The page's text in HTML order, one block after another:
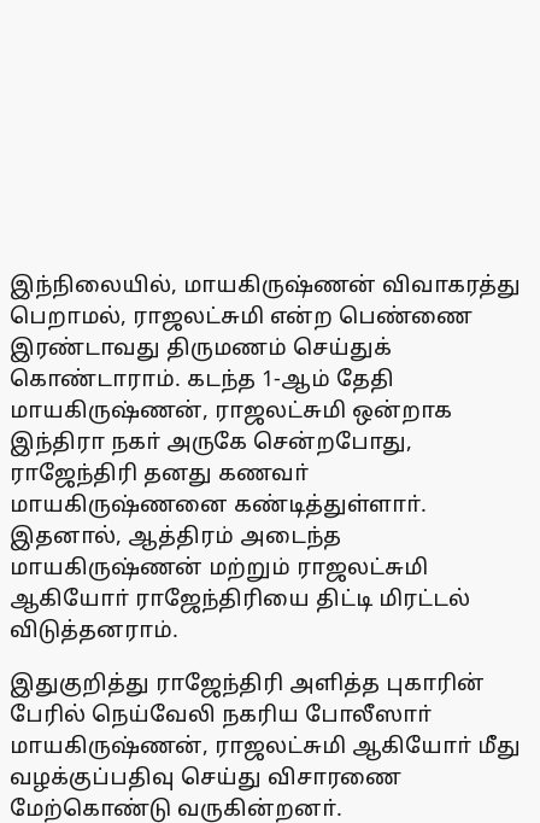
இந்நிலையில், மாயகிருஷ்ணன் விவாகரத்து
பெறாமல், ராஜலட்சுமி என்ற பெண்ணை
இரண்டாவது திருமணம் செய்துக்
கொண்டாராம். கடந்த 1-ஆம் தேதி
மாயகிருஷ்ணன், ராஜலட்சுமி ஒன்றாக
இந்திரா நகா் அருகே சென்றபோது,
ராஜேந்திரி தனது கணவா்
மாயகிருஷ்ணனை கண்டித்துள்ளாா்.
இதனால், ஆத்திரம் அடைந்த
மாயகிருஷ்ணன் மற்றும் ராஜலட்சுமி
ஆகியோா் ராஜேந்திரியை திட்டி மிரட்டல்
விடுத்தனராம்.
இதுகுறித்து ராஜேந்திரி அளித்த புகாரின்
பேரில் நெய்வேலி நகரிய போலீஸாா்
மாயகிருஷ்ணன், ராஜலட்சுமி ஆகியோா் மீது
வழக்குப்பதிவு செய்து விசாரணை
மேற்கொண்டு வருகின்றனா்.